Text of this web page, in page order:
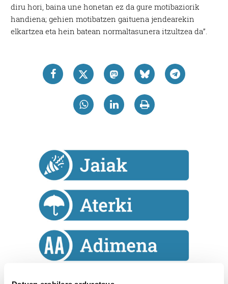
diru hori, baina une honetan ez da gure motibaziorik
handiena; gehien motibatzen gaituena jendearekin
elkartzea eta hein batean normaltasunera itzultzea da”.